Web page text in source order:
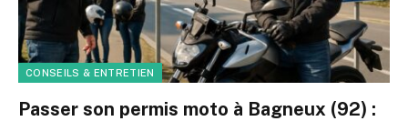
CONSEILS & ENTRETIEN
Passer son permis moto à Bagneux (92) :